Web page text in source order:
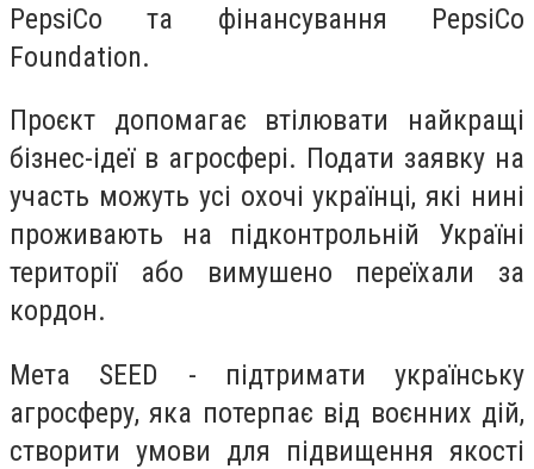
PepsiCo та фінансування PepsiCo
Foundation.
Проєкт допомагає втілювати найкращі
бізнес-ідеї в агросфері. Подати заявку на
участь можуть усі охочі українці, які нині
проживають на підконтрольній Україні
території або вимушено переїхали за
кордон.
Мета SEED - підтримати українську
агросферу, яка потерпає від воєнних дій,
створити умови для підвищення якості